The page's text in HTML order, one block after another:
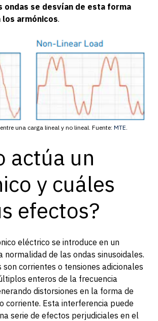
ondas se desvían de esta forma
los armónicos.
una carga lineal y no lineal. Fuente: MTE
actúa un
y cuáles
efectos?
eléctrico se introduce en un
normalidad de las ondas sinusoidales.
son corrientes o tensiones adicionales
enteros de la frecuencia
distorsiones en la forma de
corriente. Esta interferencia puede
serie de efectos perjudiciales en el